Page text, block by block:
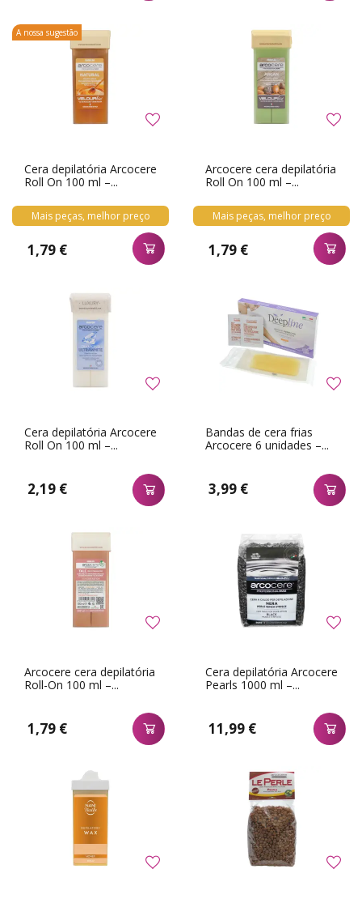
Cera depilatória Arcocere
Roll On 100 ml –...
Mais peças, melhor preço
1,79 €
A nossa sugestão
Arcocere cera depilatória
Roll On 100 ml –...
Mais peças, melhor preço
1,79 €
Cera depilatória Arcocere
Roll On 100 ml –...
2,19 €
Bandas de cera frias
Arcocere 6 unidades –...
3,99 €
Arcocere cera depilatória
Roll-On 100 ml –...
1,79 €
Cera depilatória Arcocere
Pearls 1000 ml –...
11,99 €